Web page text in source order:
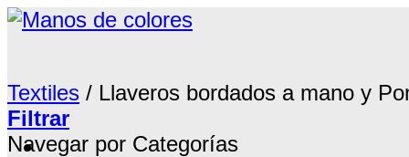
Saltar
Textiles / Llaveros bordados a mano y
Filtrar
Navegar por Categorías